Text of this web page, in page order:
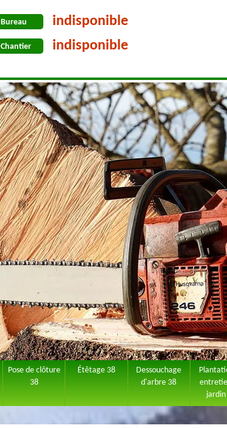
Bureau indisponible
Chantier indisponible
Pose de clôture
38
Étêtage 38
Dessouchage
d'arbre 38
jardin